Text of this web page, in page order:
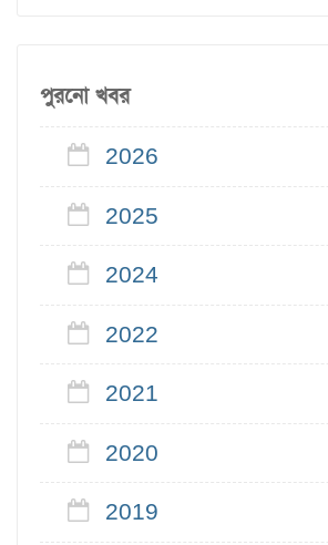
পুরনো খবর
2026
2025
2024
2022
2021
2020
2019